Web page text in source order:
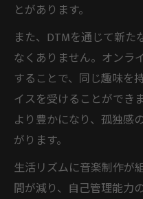
とがあります。
また、DTMを通じて新
なくありません。オンラ
することで、同じ趣味を
イスを受けることができ
より豊かになり、孤独感
がります。
生活リズムに音楽制作が
間が減り、自己管理能力